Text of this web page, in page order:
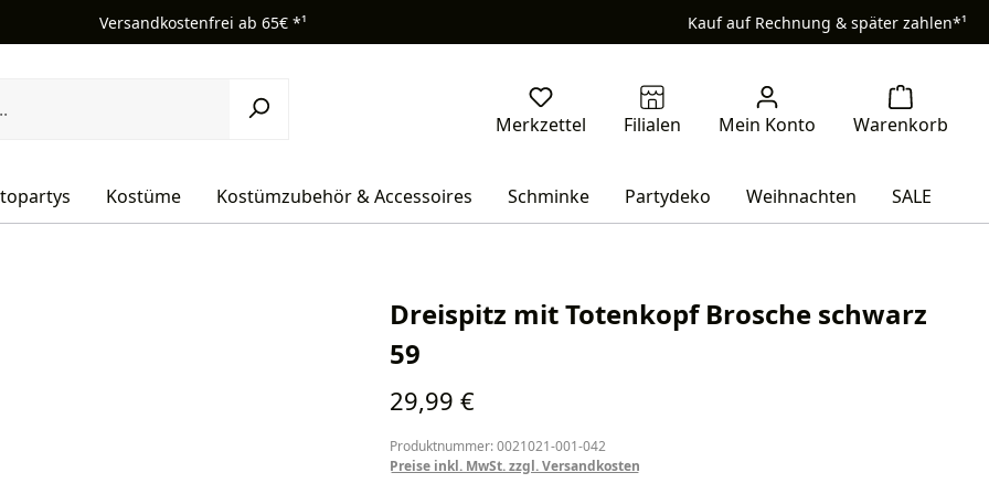
Versandkostenfrei ab 65€ *¹ Kauf auf Rechnung & später zahlen*¹
Kostüme Kostümzubehör & Accessoires Schminke Partydeko Weihnachten SALE
Dreispitz mit Totenkopf Brosche schwarz
59
Regulärer Preis:
29,99 €
Produktnummer: 0021021-001-042
Preise inkl. MwSt. zzgl. Versandkosten